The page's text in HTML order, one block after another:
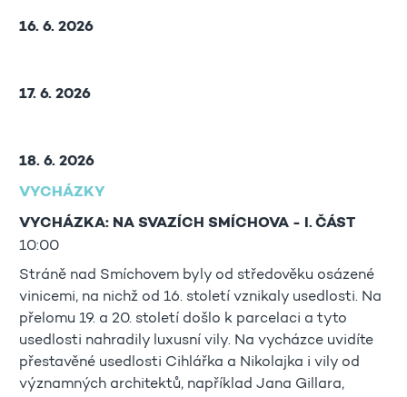
16. 6. 2026
17. 6. 2026
18. 6. 2026
VYCHÁZKY
VYCHÁZKA: NA SVAZÍCH SMÍCHOVA - I. ČÁST
10:00
Stráně nad Smíchovem byly od středověku osázené
vinicemi, na nichž od 16. století vznikaly usedlosti. Na
přelomu 19. a 20. století došlo k parcelaci a tyto
usedlosti nahradily luxusní vily. Na vycházce uvidíte
přestavěné usedlosti Cihlářka a Nikolajka i vily od
významných architektů, například Jana Gillara,